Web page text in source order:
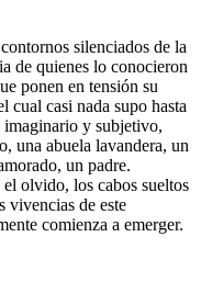
silenciados de la
de quienes lo conocieron
ponen en tensión su
cual casi nada supo hasta
y subjetivo,
una abuela lavandera, un
un padre.
olvido, los cabos sueltos
vivencias de este
comienza a emerger.